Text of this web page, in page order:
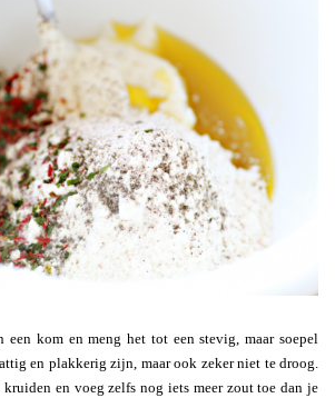
een kom en meng het tot een stevig, maar soepel
en plakkerig zijn, maar ook zeker niet te droog.
en voeg zelfs nog iets meer zout toe dan je